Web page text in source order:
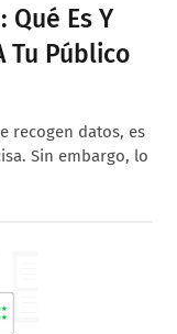
Es Y
Tu Público
recogen datos, es
Sin embargo, lo